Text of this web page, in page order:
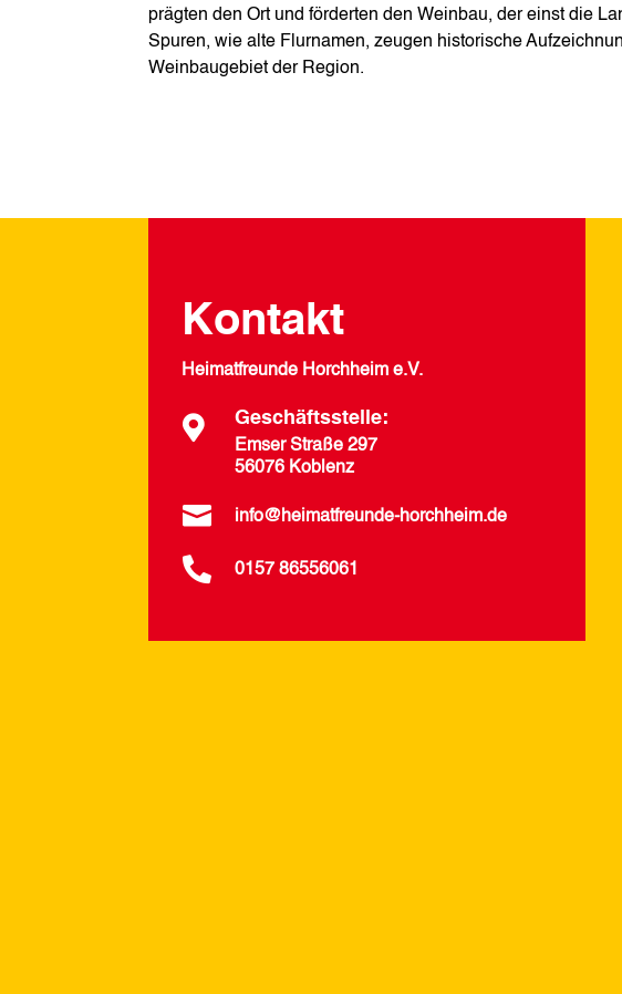
prägten den Ort und förderten den Weinbau, der einst die
Spuren, wie alte Flurnamen, zeugen historische
Weinbaugebiet der Region.
Kontakt
Heimatfreunde Horchheim e.V.
 Geschäftsstelle:
Emser Straße 297
56076 Koblenz
 info@heimatfreunde-horchheim.de
 0157 86556061